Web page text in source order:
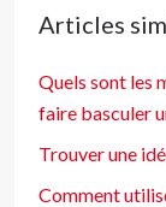
Articles
Quels sont les
faire basculer
Trouver une
Comment